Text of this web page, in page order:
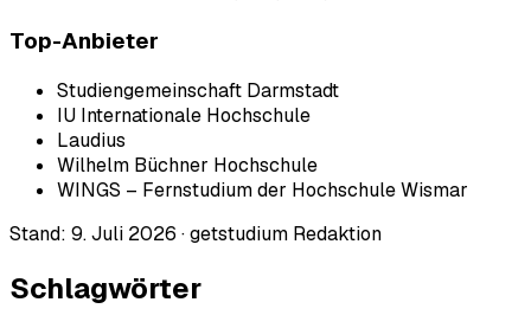
Top-Anbieter
Studiengemeinschaft Darmstadt
IU Internationale Hochschule
Laudius
Wilhelm Büchner Hochschule
WINGS – Fernstudium der Hochschule Wismar
Stand: 9. Juli 2026 ·getstudium Redaktion
Schlagwörter